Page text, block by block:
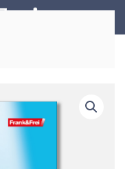
in den Öko-